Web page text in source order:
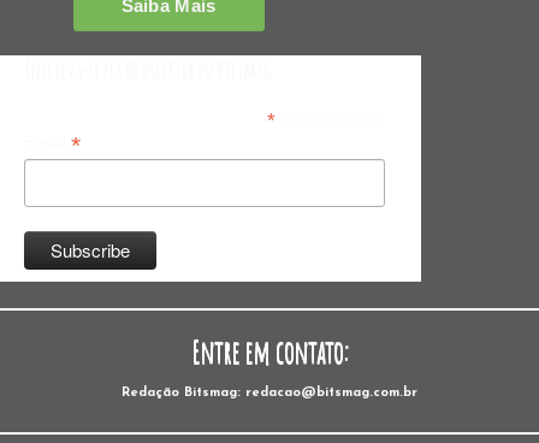
*indicates required
*
Entre em contato:
Redação Bitsmag: redacao@bitsmag.com.br